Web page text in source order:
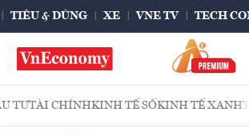
TIÊU & DÙNG XE VNE TV TECH
TƯTÀI CHÍNHKINH TẾ SỐKINH TẾ XANH